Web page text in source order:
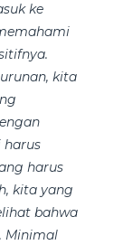
ke
kita
harus
harus
kita yang
bahwa
Minimal